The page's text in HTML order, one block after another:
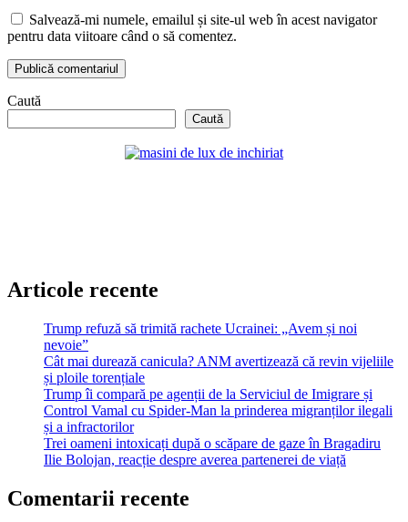
Salvează-mi numele, emailul și site-ul web în acest navigator
pentru data viitoare când o să comentez.
Caută
Caută
Articole recente
Trump refuză să trimită rachete Ucrainei: „Avem și noi
nevoie”
Cât mai durează canicula? ANM avertizează că revin vijeliile
și ploile torențiale
Trump îi compară pe agenții de la Serviciul de Imigrare și
Control Vamal cu Spider-Man la prinderea migranților ilegali
și a infractorilor
Trei oameni intoxicați după o scăpare de gaze în Bragadiru
Ilie Bolojan, reacție despre averea partenerei de viață
Comentarii recente